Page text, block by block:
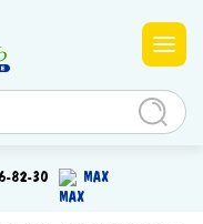
82-30 MAX